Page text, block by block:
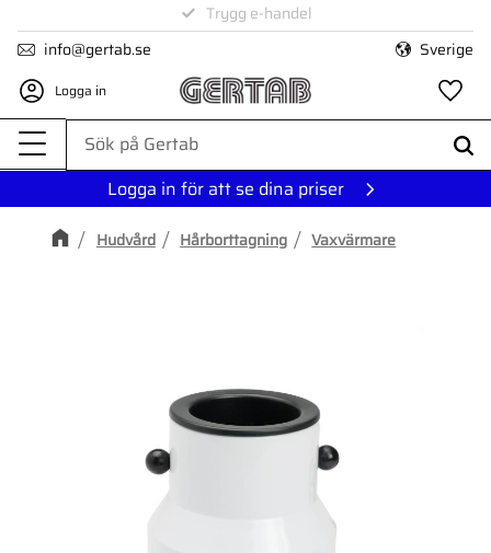
Meny
Trygg e-handel
1-3 dagars leverans
info@gertab.se
Sverige
Logga in
Logga in för att se dina priser
Hudvård Hårborttagning Vaxvärmare